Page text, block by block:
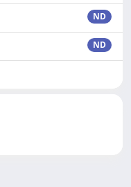
ND
ND